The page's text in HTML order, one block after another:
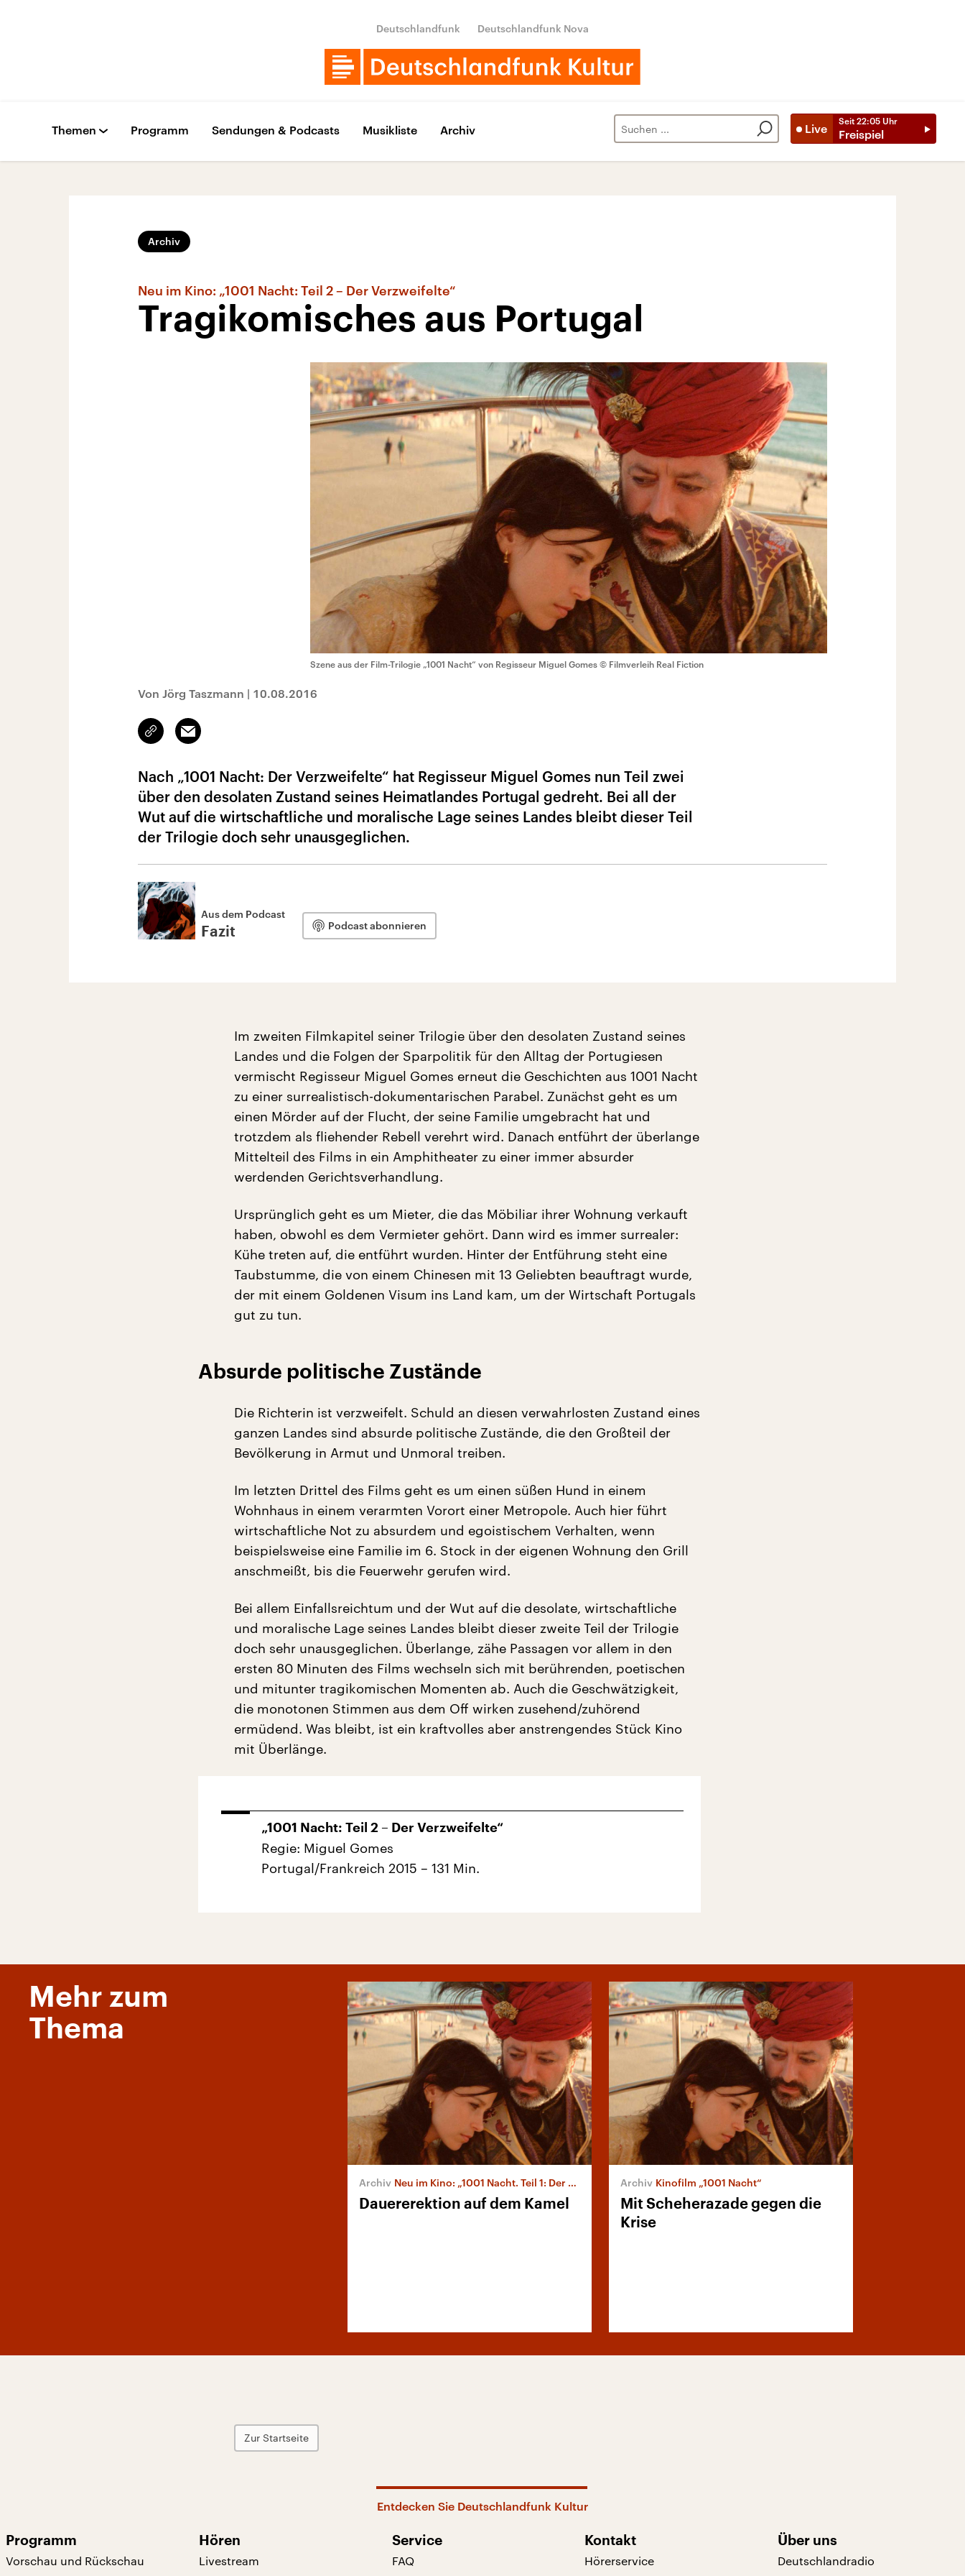
Deutschlandfunk Deutschlandfunk Nova
Live
Seit 22:05 Uhr
Freispiel
Themen Programm Sendungen & Podcasts Musikliste Archiv
Archiv
Neu im Kino: „1001 Nacht: Teil 2 – Der Verzweifelte“
Tragikomisches aus Portugal
Szene aus der Film-Trilogie „1001 Nacht“ von Regisseur Miguel Gomes © Filmverleih Real Fiction
Von Jörg Taszmann | 10.08.2016
Link
kopieren/teilen
Email
Nach „1001 Nacht: Der Verzweifelte“ hat Regisseur Miguel Gomes nun Teil zwei
über den desolaten Zustand seines Heimatlandes Portugal gedreht. Bei all der
Wut auf die wirtschaftliche und moralische Lage seines Landes bleibt dieser Teil
der Trilogie doch sehr unausgeglichen.
Aus dem Podcast
Fazit Podcast abonnieren
Im zweiten Filmkapitel seiner Trilogie über den desolaten Zustand seines
Landes und die Folgen der Sparpolitik für den Alltag der Portugiesen
vermischt Regisseur Miguel Gomes erneut die Geschichten aus 1001 Nacht
zu einer surrealistisch-dokumentarischen Parabel. Zunächst geht es um
einen Mörder auf der Flucht, der seine Familie umgebracht hat und
trotzdem als fliehender Rebell verehrt wird. Danach entführt der überlange
Mittelteil des Films in ein Amphitheater zu einer immer absurder
werdenden Gerichtsverhandlung.
Ursprünglich geht es um Mieter, die das Möbiliar ihrer Wohnung verkauft
haben, obwohl es dem Vermieter gehört. Dann wird es immer surrealer:
Kühe treten auf, die entführt wurden. Hinter der Entführung steht eine
Taubstumme, die von einem Chinesen mit 13 Geliebten beauftragt wurde,
der mit einem Goldenen Visum ins Land kam, um der Wirtschaft Portugals
gut zu tun.
Absurde politische Zustände
Die Richterin ist verzweifelt. Schuld an diesen verwahrlosten Zustand eines
ganzen Landes sind absurde politische Zustände, die den Großteil der
Bevölkerung in Armut und Unmoral treiben.
Im letzten Drittel des Films geht es um einen süßen Hund in einem
Wohnhaus in einem verarmten Vorort einer Metropole. Auch hier führt
wirtschaftliche Not zu absurdem und egoistischem Verhalten, wenn
beispielsweise eine Familie im 6. Stock in der eigenen Wohnung den Grill
anschmeißt, bis die Feuerwehr gerufen wird.
Bei allem Einfallsreichtum und der Wut auf die desolate, wirtschaftliche
und moralische Lage seines Landes bleibt dieser zweite Teil der Trilogie
doch sehr unausgeglichen. Überlange, zähe Passagen vor allem in den
ersten 80 Minuten des Films wechseln sich mit berührenden, poetischen
und mitunter tragikomischen Momenten ab. Auch die Geschwätzigkeit,
die monotonen Stimmen aus dem Off wirken zusehend/zuhörend
ermüdend. Was bleibt, ist ein kraftvolles aber anstrengendes Stück Kino
mit Überlänge.
„1001 Nacht: Teil 2 – Der Verzweifelte“
Regie: Miguel Gomes
Portugal/Frankreich 2015 – 131 Min.
Mehr zum
Thema
Neu im Kino: „1001 Nacht. Teil 1: Der Ruhelose“
Dauererektion auf dem Kamel
Kinofilm „1001 Nacht“
Mit Scheherazade gegen die
Krise
Zur Startseite
Entdecken Sie Deutschlandfunk Kultur
Programm
Vorschau und Rückschau
Hören
Livestream
Service
FAQ
Kontakt
Hörerservice
Über uns
Deutschlandradio